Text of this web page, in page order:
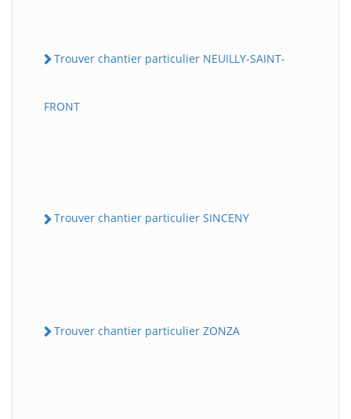
Trouver chantier particulier NEUILLY-SAINT-
FRONT
Trouver chantier particulier SINCENY
Trouver chantier particulier ZONZA